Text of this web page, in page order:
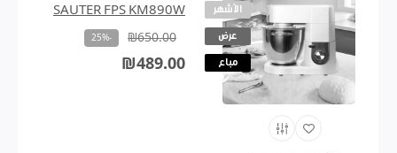
الأشهر
عرض
مباع
SAUTER FPS KM890W
₪650.00
-25%
₪489.00